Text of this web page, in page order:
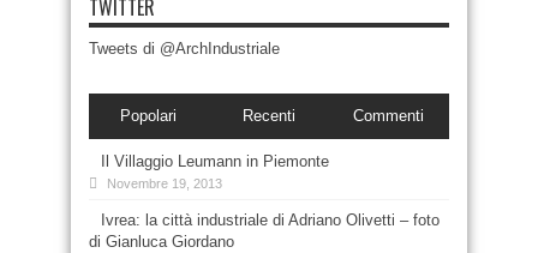
TWITTER
Tweets di @ArchIndustriale
Popolari Recenti Commenti
Il Villaggio Leumann in Piemonte
Novembre 19, 2013
Ivrea: la città industriale di Adriano Olivetti – foto
di Gianluca Giordano